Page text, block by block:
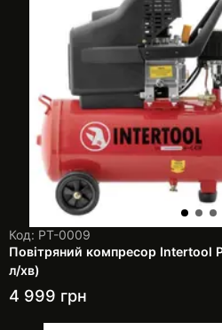
Код: PT-0009
Повітряний компресор Intertool
л/хв)
4 999 грн